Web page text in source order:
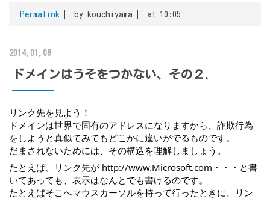
Permalink by kouchiyama at 10:05
2014.01.08
ドメインはうそをつかない、その２．
リンク先を見よう！
ドメインは世界で固有のアドレスになりますから、詐欺行為
をしようと真似てみてもどこかに違いがでるものです。
だまされないためには、その構造を理解しましょう。
たとえば、リンク先が http://www.Microsoft.com ・・・と書
いてあっても、表示はなんとでも書けるのです。
たとえばそこへマウスカーソルを持って行ったときに、リン